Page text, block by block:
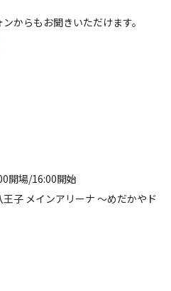
からもお聞きいただけます。
開場/16:00開始
子 メインアリーナ ～めだかやド